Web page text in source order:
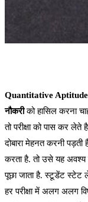
Quantitative
नौकरीको हासिल करना
तो परीक्षा को पास कर
दोबारा मेहनत करनी
करता है. तो उसे यह अवश्य
पूछा जाता है. स्टूडेंट स्टेट
हर परीक्षा में अलग अलग